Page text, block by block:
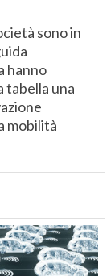
sono in
hanno
tabella una
mobilità